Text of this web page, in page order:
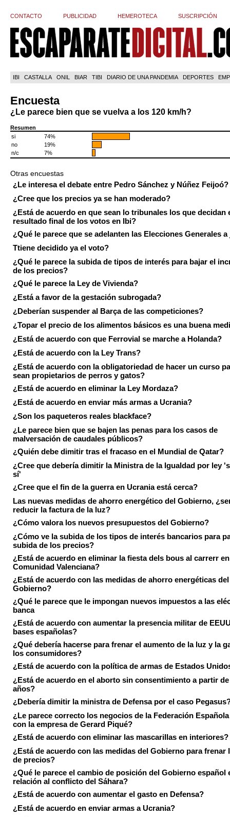
CONTACTO PUBLICIDAD HEMEROTECA SUSCRIPCIÓN
IBI CASTALLA ONIL BIAR TIBI DIARIO DE UNA PANDEMIA DEPORTES
Encuesta
¿Le parece bien que se vuelva a los 120 km/h?
Resumen
si
74%
no
19%
n/c
7%
Otras encuestas
¿Le interesa el debate entre Pedro Sánchez y Núñez Feijoó?
¿Cree que los precios ya se han moderado?
¿Está de acuerdo en que sean lo tribunales los que decidan
resultado final de los votos en Ibi?
¿Qué le parece que se adelanten las Elecciones Generales
Ttiene decidido ya el voto?
¿Qué le parece la subida de tipos de interés para bajar el
de los precios?
¿Qué le parece la Ley de Vivienda?
¿Está a favor de la gestación subrogada?
¿Deberían suspender al Barça de las competiciones?
¿Topar el precio de los alimentos básicos es una buena
¿Está de acuerdo con que Ferrovial se marche a Holanda?
¿Está de acuerdo con la Ley Trans?
¿Está de acuerdo con la obligatoriedad de hacer un curso
sean propietarios de perros y gatos?
¿Está de acuerdo en eliminar la Ley Mordaza?
¿Está de acuerdo en enviar más armas a Ucrania?
¿Son los paqueteros reales blackface?
¿Le parece bien que se bajen las penas para los casos de
malversación de caudales públicos?
¿Quién debe dimitir tras el fracaso en el Mundial de Qatar?
¿Cree que debería dimitir la Ministra de la Igualdad por ley
sí'
¿Cree que el fin de la guerra en Ucrania está cerca?
Las nuevas medidas de ahorro energético del Gobierno,
reducir la factura de la luz?
¿Cómo valora los nuevos presupuestos del Gobierno?
¿Cómo ve la subida de los tipos de interés bancarios para
subida de los precios?
¿Está de acuerdo en eliminar la fiesta dels bous al carrerr
Comunidad Valenciana?
¿Está de acuerdo con las medidas de ahorro energéticas del
Gobierno?
¿Qué le parece que le impongan nuevos impuestos a las
banca
¿Está de acuerdo con aumentar la presencia militar de
bases españolas?
¿Qué debería hacerse para frenar el aumento de la luz y la
los consumidores?
¿Está de acuerdo con la política de armas de Estados
¿Está de acuerdo en el aborto sin consentimiento a partir
años?
¿Debería dimitir la ministra de Defensa por el caso
¿Le parece correcto los negocios de la Federación
con la empresa de Gerard Piqué?
¿Está de acuerdo con eliminar las mascarillas en interiores?
¿Está de acuerdo con las medidas del Gobierno para frenar
de precios?
¿Qué le parece el cambio de posición del Gobierno español
relación al conflicto del Sáhara?
¿Está de acuerdo con aumentar el gasto en Defensa?
¿Está de acuerdo en enviar armas a Ucrania?